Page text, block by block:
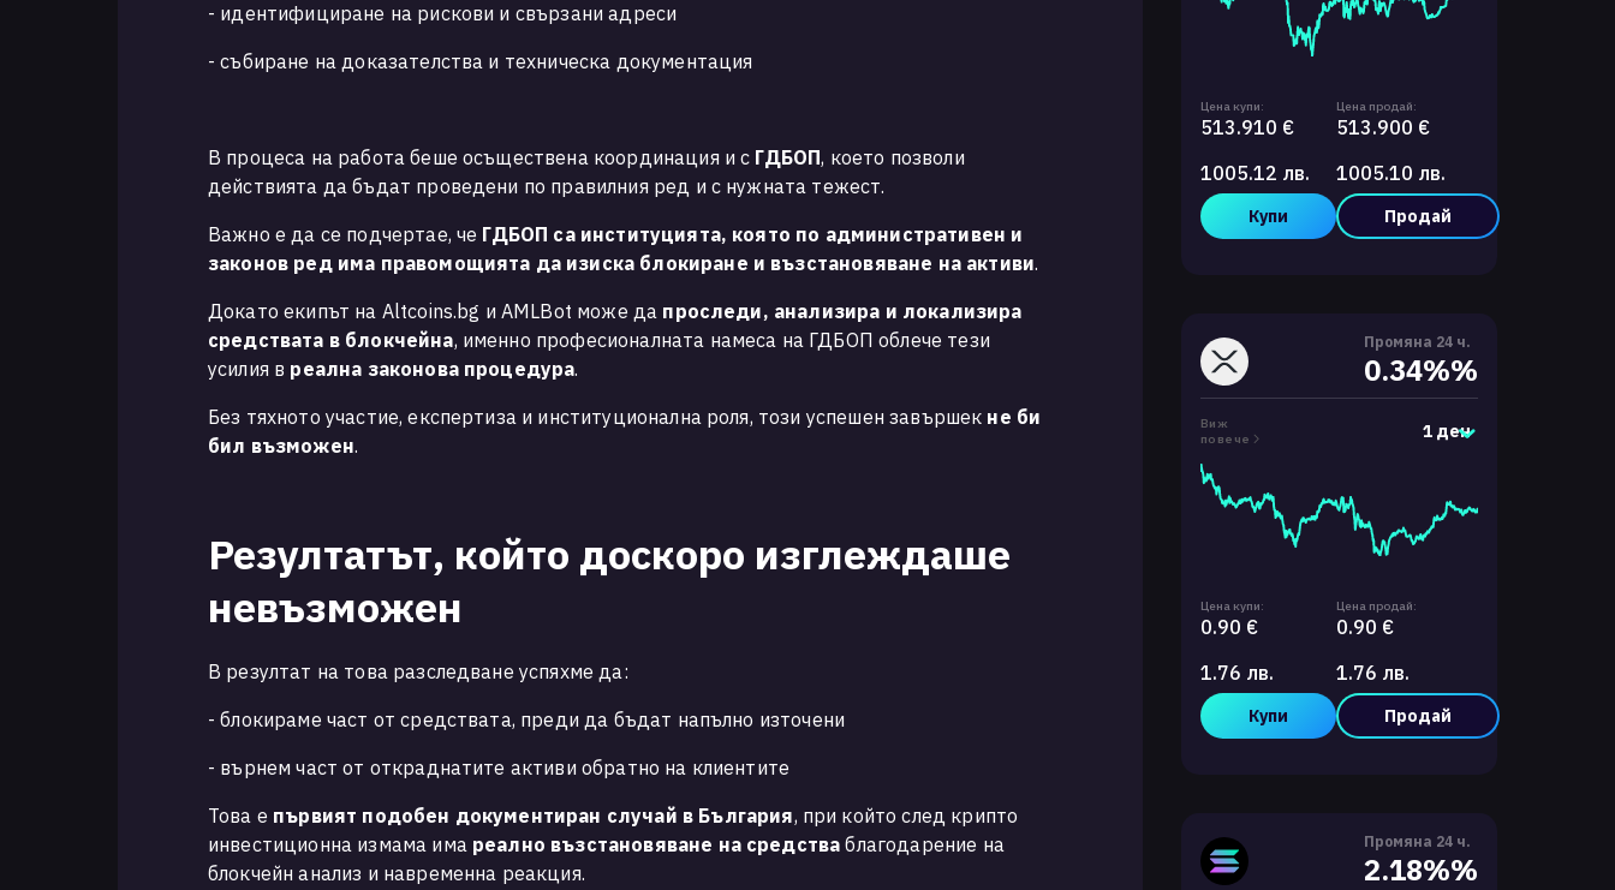
- идентифициране на рискови и свързани адреси
- събиране на доказателства и техническа документация
В процеса на работа беше осъществена координация и с ГДБОП, което позволи
действията да бъдат проведени по правилния ред и с нужната тежест.
Важно е да се подчертае, че ГДБОП са институцията, която по административен и
законов ред има правомощията да изиска блокиране и възстановяване на активи.
Докато екипът на Altcoins.bg и AMLBot може да проследи, анализира и локализира
средствата в блокчейна, именно професионалната намеса на ГДБОП облече тези
усилия в реална законова процедура.
Без тяхното участие, експертиза и институционална роля, този успешен завършек не би
бил възможен.
Резултатът, който доскоро изглеждаше
невъзможен
В резултат на това разследване успяхме да:
- блокираме част от средствата, преди да бъдат напълно източени
- върнем част от откраднатите активи обратно на клиентите
Това е първият подобен документиран случай в България, при който след крипто
инвестиционна измама има реално възстановяване на средства благодарение на
блокчейн анализ и навременна реакция.
Цена купи:
513.910 €
1005.12 лв.
Купи
Цена продай:
513.900 €
1005.10 лв.
Продай
Промяна 24 ч.
0.34%%
Виж
повече
1 ден
Цена купи:
0.90 €
1.76 лв.
Купи
Цена продай:
0.90 €
1.76 лв.
Продай
Промяна 24 ч.
2.18%%